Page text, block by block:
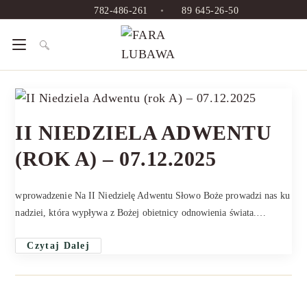
782-486-261 • 89 645-26-50
II NIEDZIELA ADWENTU
(ROK A) – 07.12.2025
wprowadzenie Na II Niedzielę Adwentu Słowo Boże prowadzi nas ku
nadziei, która wypływa z Bożej obietnicy odnowienia świata.…
Czytaj Dalej